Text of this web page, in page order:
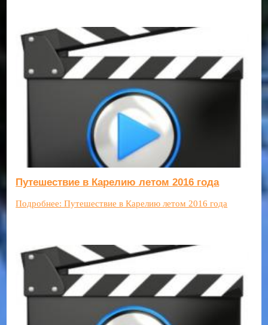
Путешествие в Карелию летом 2016 года
Подробнее: Путешествие в Карелию летом 2016 года